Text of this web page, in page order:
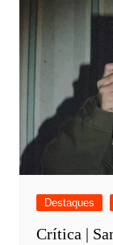
Destaques
Crítica |